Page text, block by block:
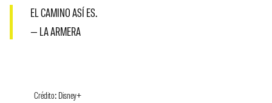
EL CAMINO ASÍ ES.
— LA ARMERA
Crédito: Disney+